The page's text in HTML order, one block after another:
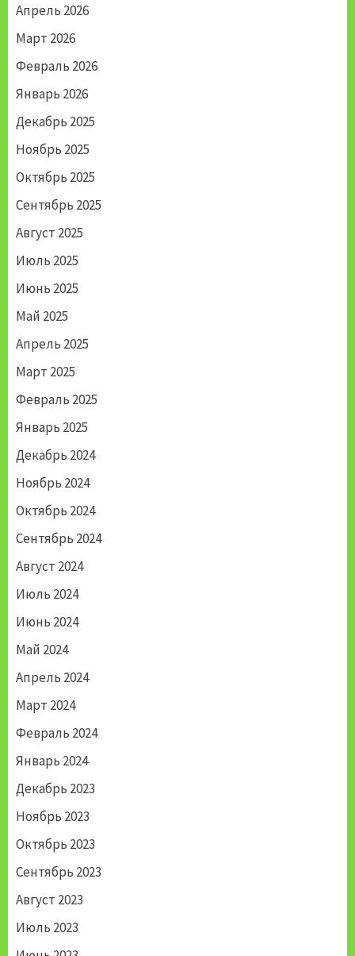
Апрель 2026
Март 2026
Февраль 2026
Январь 2026
Декабрь 2025
Ноябрь 2025
Октябрь 2025
Сентябрь 2025
Август 2025
Июль 2025
Июнь 2025
Май 2025
Апрель 2025
Март 2025
Февраль 2025
Январь 2025
Декабрь 2024
Ноябрь 2024
Октябрь 2024
Сентябрь 2024
Август 2024
Июль 2024
Июнь 2024
Май 2024
Апрель 2024
Март 2024
Февраль 2024
Январь 2024
Декабрь 2023
Ноябрь 2023
Октябрь 2023
Сентябрь 2023
Август 2023
Июль 2023